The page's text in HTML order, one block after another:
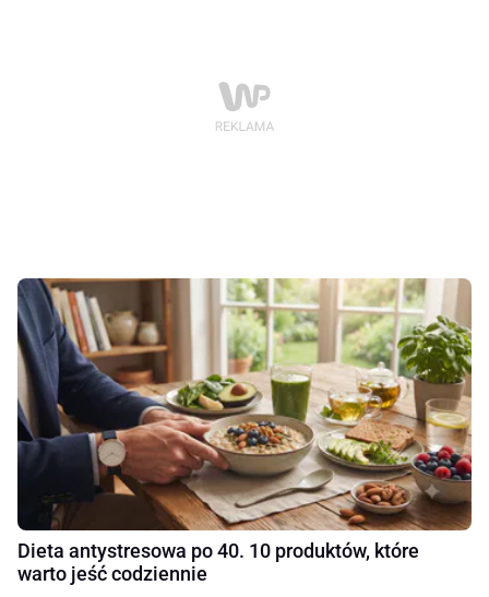
Dieta antystresowa po 40. 10 produktów, które
warto jeść codziennie